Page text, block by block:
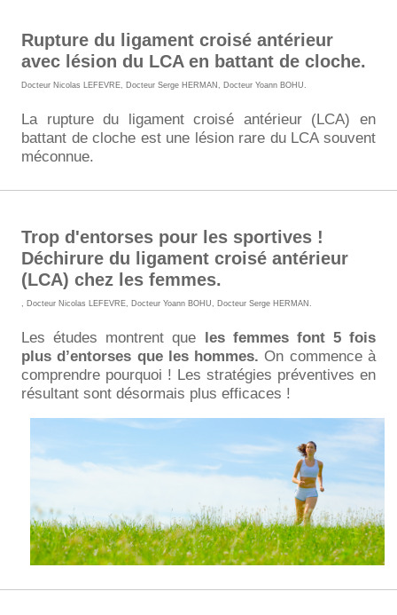
Rupture du ligament croisé antérieur
avec lésion du LCA en battant de cloche.
Docteur Nicolas LEFEVRE Docteur Serge HERMAN Docteur Yoann BOHU
La rupture du ligament croisé antérieur (LCA) en
battant de cloche est une lésion rare du LCA souvent
méconnue.
Trop d'entorses pour les sportives !
Déchirure du ligament croisé antérieur
(LCA) chez les femmes.
Docteur Nicolas LEFEVRE Docteur Yoann BOHU Docteur Serge HERMAN
Les études montrent que les femmes font 5 fois
plus d’entorses que les hommes. On commence à
comprendre pourquoi ! Les stratégies préventives en
résultant sont désormais plus efficaces !